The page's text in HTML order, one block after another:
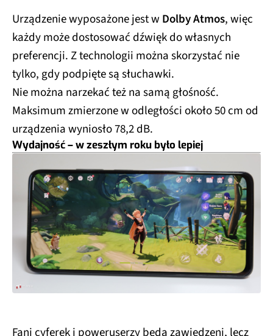
Urządzenie wyposażone jest w Dolby Atmos, więc
każdy może dostosować dźwięk do własnych
preferencji. Z technologii można skorzystać nie
tylko, gdy podpięte są słuchawki.
Nie można narzekać też na samą głośność.
Maksimum zmierzone w odległości około 50 cm od
urządzenia wyniosło 78,2 dB.
Wydajność – w zeszłym roku było lepiej